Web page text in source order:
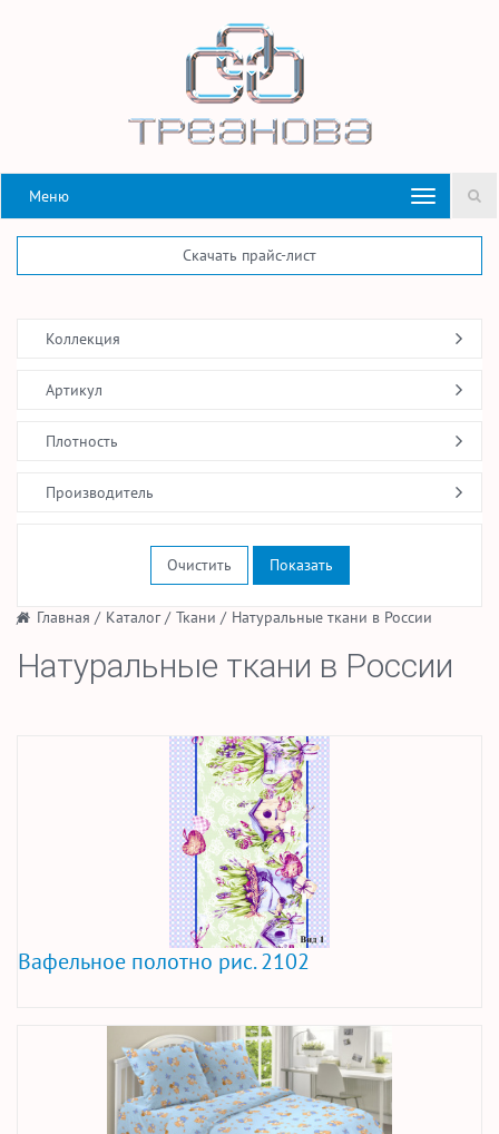
Меню
Скачать прайс-лист
/ Главная / Каталог/ Ткани / Натуральные ткани в России
Натуральные ткани в России
Вафельное полотно рис. 2102
Коллекция
Артикул
Плотность
Производитель
Очистить